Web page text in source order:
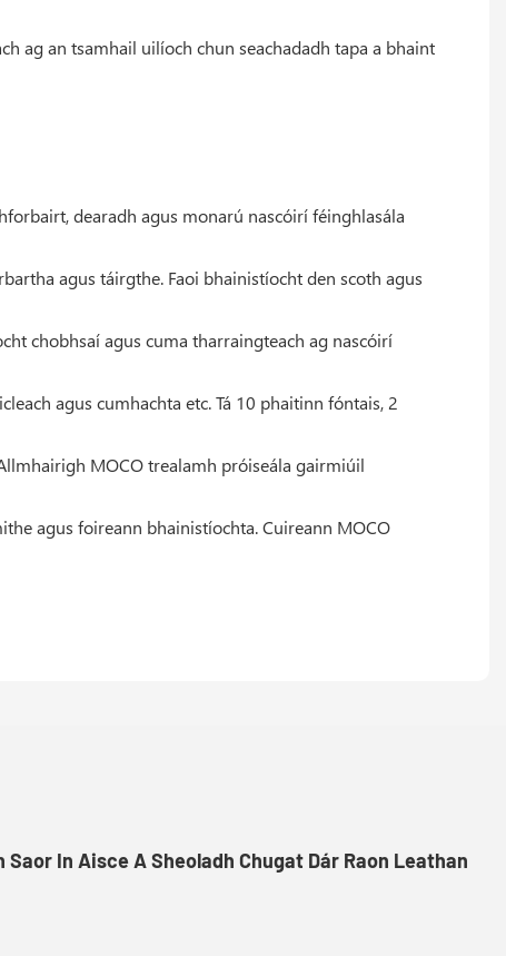
ag an tsamhail uilíoch chun seachadadh tapa a bhaint
dearadh agus monarú nascóirí féinghlasála
agus táirgthe. Faoi bhainistíocht den scoth agus
chobhsaí agus cuma tharraingteach ag nascóirí
agus cumhachta etc. Tá 10 phaitinn fóntais, 2
MOCO trealamh próiseála gairmiúil
agus foireann bhainistíochta. Cuireann MOCO
In Aisce A Sheoladh Chugat Dár Raon Leathan